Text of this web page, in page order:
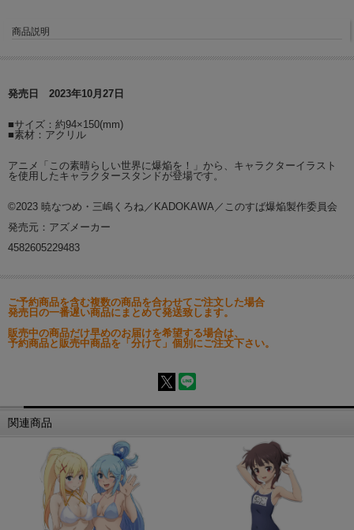
商品説明
発売日 2023年10月27日
■サイズ：約94×150(mm)
■素材：アクリル
アニメ「この素晴らしい世界に爆焔を！」から、キャラクターイラスト
を使用したキャラクタースタンドが登場です。
©2023 暁なつめ・三嶋くろね／KADOKAWA／このすば爆焔製作委員会
発売元：アズメーカー
4582605229483
ご予約商品を含む複数の商品を合わせてご注文した場合
発売日の一番遅い商品にまとめて発送致します。
販売中の商品だけ早めのお届けを希望する場合は、
予約商品と販売中商品を「分けて」個別にご注文下さい。
関連商品